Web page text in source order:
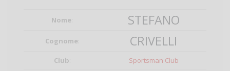
Nome: STEFANO
Cognome: CRIVELLI
Club: Sportsman Club